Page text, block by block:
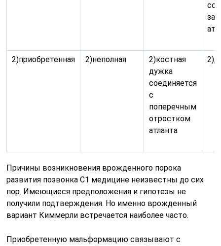
2)приобретенная 2)неполная
2)костная
дужка
соединяется
с
поперечным
отростком
атланта
Причины возникновения врожденного порока
развития позвонка С1 медицине неизвестны до сих
пор. Имеющиеся предположения и гипотезы не
получили подтверждения. Но именно врожденный
вариант Киммерли встречается наиболее часто.
Приобретенную мальформацию связывают с